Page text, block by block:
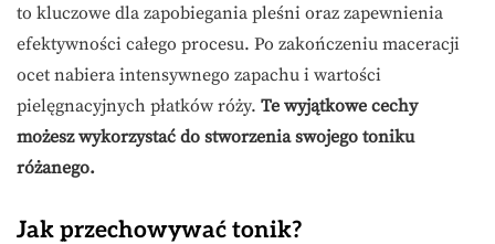
to kluczowe dla zapobiegania pleśni oraz zapewnienia
efektywności całego procesu. Po zakończeniu maceracji
ocet nabiera intensywnego zapachu i wartości
pielęgnacyjnych płatków róży. Te wyjątkowe cechy
możesz wykorzystać do stworzenia swojego toniku
różanego.
Jak przechowywać tonik?